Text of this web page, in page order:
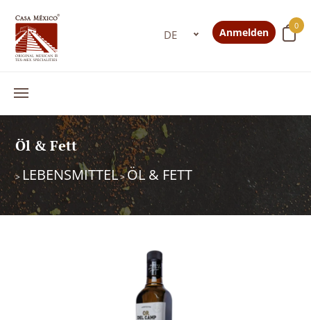
0
Anmelden
Öl & Fett
> LEBENSMITTEL>ÖL & FETT